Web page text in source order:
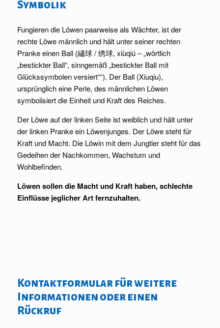
Symbolik
Fungieren die Löwen paarweise als Wächter, ist der
rechte Löwe männlich und hält unter seiner rechten
Pranke einen Ball (繡球 / 绣球, xiùqiú – „wörtlich
„bestickter Ball“, sinngemäß „bestickter Ball mit
Glückssymbolen versiert““). Der Ball (Xiuqiu),
ursprünglich eine Perle, des männlichen Löwen
symbolisiert die Einheit und Kraft des Reiches.
Der Löwe auf der linken Seite ist weiblich und hält unter
der linken Pranke ein Löwenjunges. Der Löwe steht für
Kraft und Macht. Die Löwin mit dem Jungtier steht für das
Gedeihen der Nachkommen, Wachstum und
Wohlbefinden.
Löwen sollen die Macht und Kraft haben, schlechte
Einflüsse jeglicher Art fernzuhalten.
Kontaktformular für weitere
Informationen oder einen
Rückruf